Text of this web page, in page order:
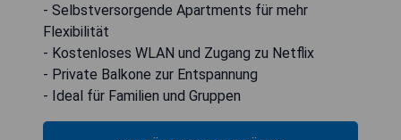
- Selbstversorgende Apartments für mehr
Flexibilität
- Kostenloses WLAN und Zugang zu Netflix
- Private Balkone zur Entspannung
- Ideal für Familien und Gruppen